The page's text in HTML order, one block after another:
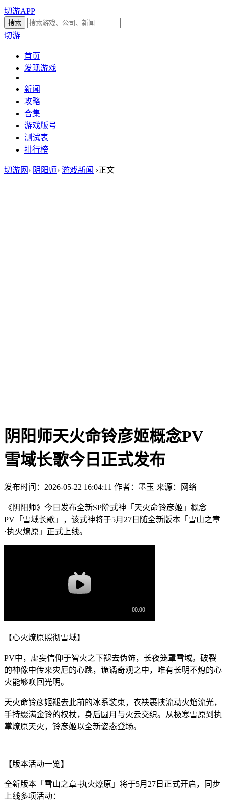
切游APP
切游
首页
发现游戏
新闻
攻略
合集
游戏版号
测试表
排行榜
切游网 › 阴阳师› 游戏新闻 ›正文
阴阳师天火命铃彦姬概念PV
雪域长歌今日正式发布
发布时间：2026-05-22 16:04:11 作者：墨玉 来源：网络
《阴阳师》今日发布全新SP阶式神「天火命铃彦姬」概念
PV「雪域长歌」，该式神将于5月27日随全新版本「雪山之章
·执火燎原」正式上线。
【心火燎原照彻雪域】
PV中，虚妄信仰于智火之下褪去伪饰，长夜笼罩雪域。破裂
的神像中传来灾厄的心跳，诡谲奇观之中，唯有长明不熄的心
火能够唤回光明。
天火命铃彦姬褪去此前的冰系装束，衣袂裹挟流动火焰流光，
手持缀满金铃的权杖，身后圆月与火云交织。从极寒雪原到执
掌燎原天火，铃彦姬以全新姿态登场。
【版本活动一览】
全新版本「雪山之章·执火燎原」将于5月27日正式开启，同步
上线多项活动：